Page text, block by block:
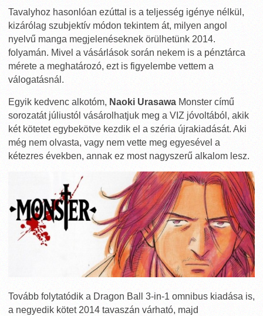
Tavalyhoz hasonlóan ezúttal is a teljesség igénye nélkül,
kizárólag szubjektív módon tekintem át, milyen angol
nyelvű manga megjelenéseknek örülhetünk 2014.
folyamán. Mivel a vásárlások során nekem is a pénztárca
mérete a meghatározó, ezt is figyelembe vettem a
válogatásnál.
Egyik kedvenc alkotóm, Naoki Urasawa Monster című
sorozatát júliustól vásárolhatjuk meg a VIZ jóvoltából, akik
két kötetet egybekötve kezdik el a széria újrakiadását. Aki
még nem olvasta, vagy nem vette meg egyesével a
kétezres években, annak ez most nagyszerű alkalom lesz.
Tovább folytatódik a Dragon Ball 3-in-1 omnibus kiadása is,
a negyedik kötet 2014 tavaszán várható, majd